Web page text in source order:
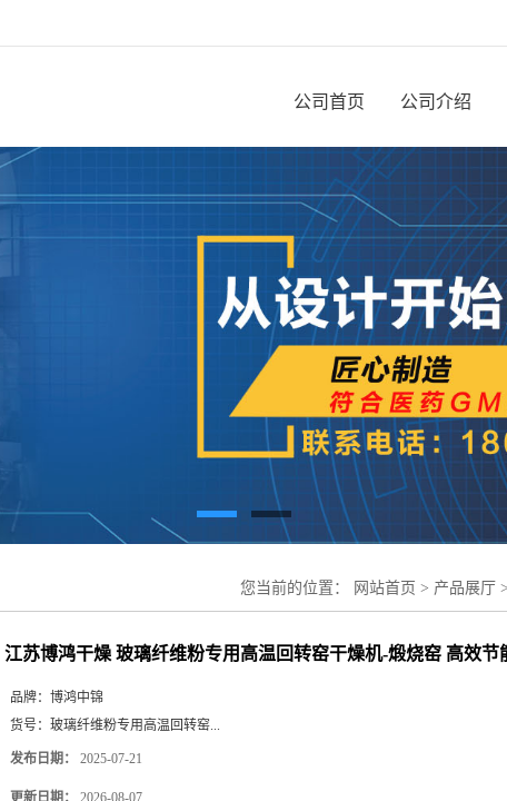
公司首页 公司介绍
您当前的位置： 网站首页 > 产品展厅 >
江苏博鸿干燥 玻璃纤维粉专用高温回转窑干燥机-煅烧窑 高效节
品牌： 博鸿中锦
货号： 玻璃纤维粉专用高温回转窑...
发布日期： 2025-07-21
更新日期： 2026-08-07